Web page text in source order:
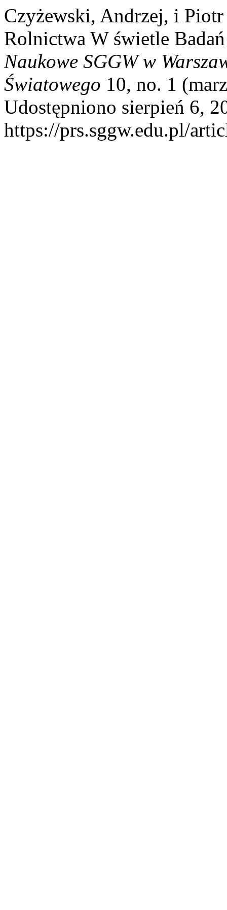
Czyżewski, Andrzej, i
Rolnictwa W świetle
Naukowe SGGW w
Światowego 10, no. 1
Udostępniono sierpień 6,
https://prs.sggw.edu.pl/